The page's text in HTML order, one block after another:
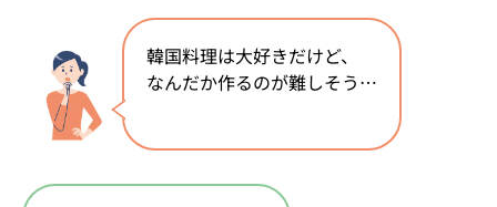
韓国料理は大好きだけど、
なんだか作るのが難しそう…